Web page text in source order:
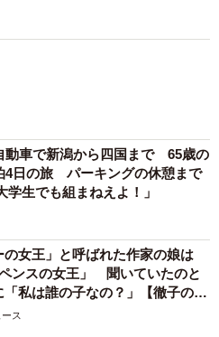
動車で新潟から四国まで 65歳の
4日の旅 パーキングの休憩まで
生でも組まねえよ！」
の女王」と呼ばれた作家の娘は
ペンスの女王」 聞いていたのと
「私は誰の子なの？」【徹子の部
ス